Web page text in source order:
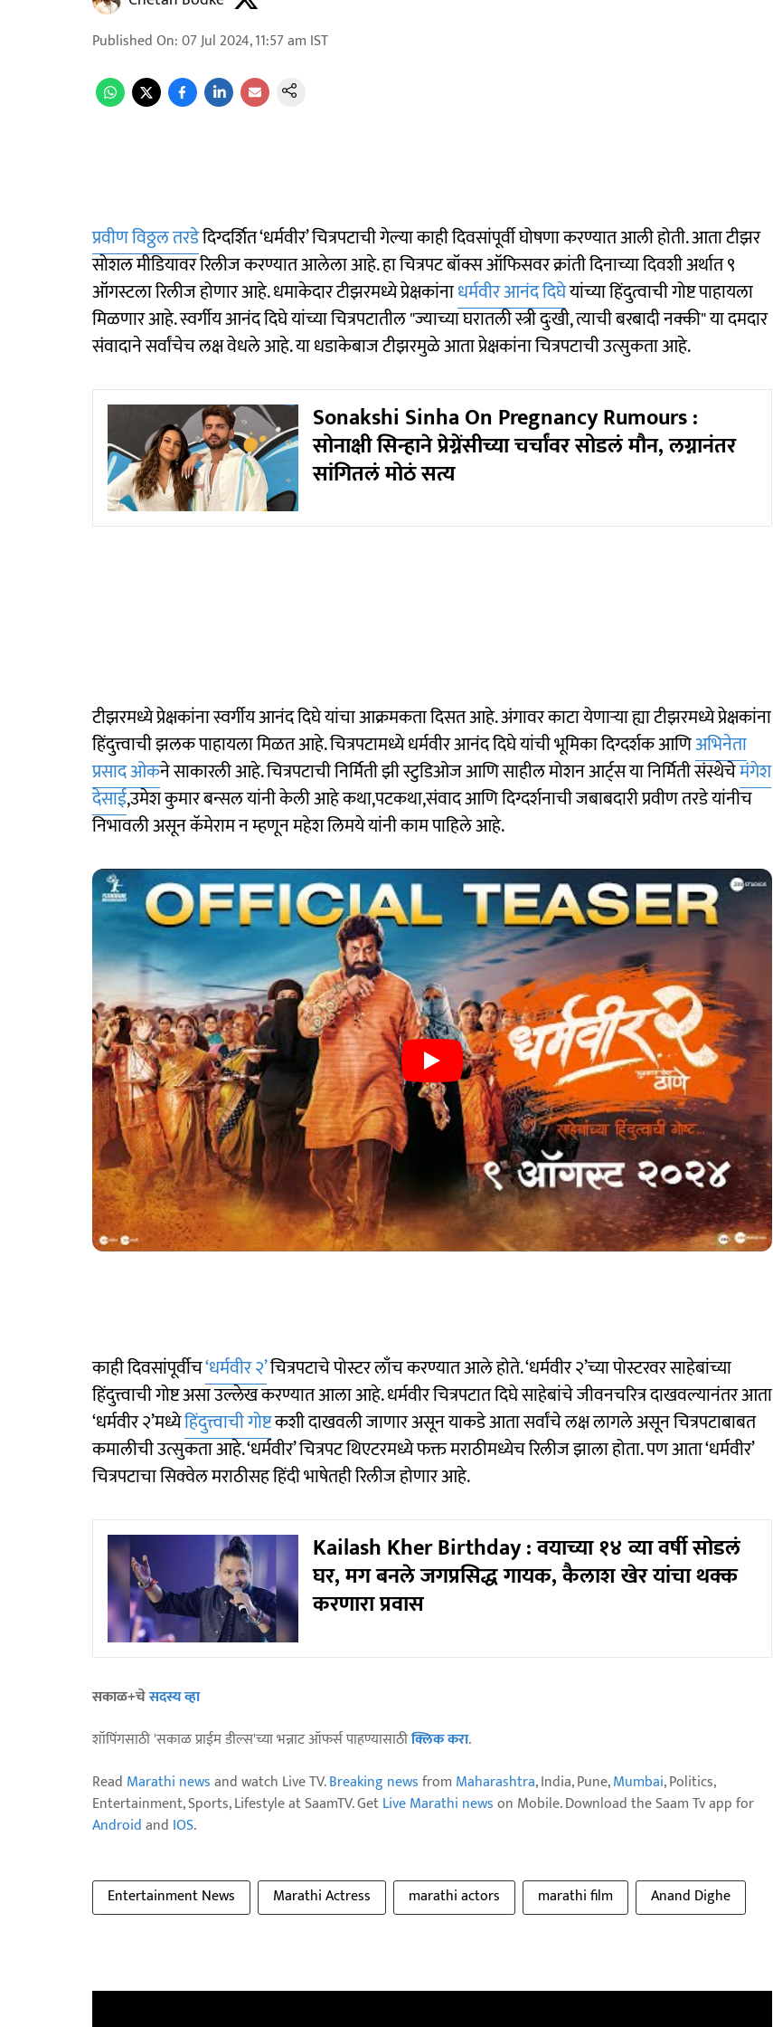
Published On:07 Jul 2024, 11:57 am IST
प्रवीण विठ्ठल तरडेदिग्दर्शित ‘धर्मवीर’ चित्रपटाची गेल्या काही दिवसांपूर्वी घोषणा करण्यात आली होती. आता टीझर
सोशल मीडियावर रिलीज करण्यात आलेला आहे. हा चित्रपट बॉक्स ऑफिसवर क्रांती दिनाच्या दिवशी अर्थात ९
ऑगस्टला रिलीज होणार आहे. धमाकेदार टीझरमध्ये प्रेक्षकांनाधर्मवीर आनंद दिघेयांच्या हिंदुत्वाची गोष्ट पाहायला
मिळणार आहे. स्वर्गीय आनंद दिघे यांच्या चित्रपटातील "ज्याच्या घरातली स्त्री दुःखी, त्याची बरबादी नक्की" या दमदार
संवादाने सर्वांचेच लक्ष वेधले आहे. या धडाकेबाज टीझरमुळे आता प्रेक्षकांना चित्रपटाची उत्सुकता आहे.
Sonakshi Sinha On Pregnancy Rumours :
सोनाक्षी सिन्हाने प्रेग्नेंसीच्या चर्चांवर सोडलं मौन, लग्नानंतर
सांगितलं मोठं सत्य
टीझरमध्ये प्रेक्षकांना स्वर्गीय आनंद दिघे यांचा आक्रमकता दिसत आहे. अंगावर काटा येणाऱ्या ह्या टीझरमध्ये प्रेक्षकांना
हिंदुत्त्वाची झलक पाहायला मिळत आहे. चित्रपटामध्ये धर्मवीर आनंद दिघे यांची भूमिका दिग्दर्शक आणिअभिनेता
प्रसाद ओकने साकारली आहे. चित्रपटाची निर्मिती झी स्टुडिओज आणि साहील मोशन आर्ट्स या निर्मिती संस्थेचेमंगेश
देसाई,उमेश कुमार बन्सल यांनी केली आहे कथा,पटकथा,संवाद आणि दिग्दर्शनाची जबाबदारी प्रवीण तरडे यांनीच
निभावली असून कॅमेराम न म्हणून महेश लिमये यांनी काम पाहिले आहे.
काही दिवसांपूर्वीच‘धर्मवीर २’चित्रपटाचे पोस्टर लाँच करण्यात आले होते. ‘धर्मवीर २’च्या पोस्टरवर साहेबांच्या
हिंदुत्त्वाची गोष्ट असा उल्लेख करण्यात आला आहे. धर्मवीर चित्रपटात दिघे साहेबांचे जीवनचरित्र दाखवल्यानंतर आता
‘धर्मवीर २’मध्येहिंदुत्त्वाची गोष्टकशी दाखवली जाणार असून याकडे आता सर्वांचे लक्ष लागले असून चित्रपटाबाबत
कमालीची उत्सुकता आहे. ‘धर्मवीर’ चित्रपट थिएटरमध्ये फक्त मराठीमध्येच रिलीज झाला होता. पण आता ‘धर्मवीर’
चित्रपटाचा सिक्वेल मराठीसह हिंदी भाषेतही रिलीज होणार आहे.
Kailash Kher Birthday : वयाच्या १४ व्या वर्षी सोडलं
घर, मग बनले जगप्रसिद्ध गायक, कैलाश खेर यांचा थक्क
करणारा प्रवास
सकाळ+चेसदस्य व्हा
शॉपिंगसाठी 'सकाळ प्राईम डील्स'च्या भन्नाट ऑफर्स पाहण्यासाठीक्लिक करा.
Read Marathi newsand watch Live TV.Breaking newsfrom Maharashtra, India, Pune,Mumbai, Politics,
Entertainment, Sports, Lifestyle at SaamTV. GetLive Marathi newson Mobile. Download the Saam Tv app for
Androidand IOS.
Entertainment News Marathi Actress marathi actors marathi film Anand Dighe